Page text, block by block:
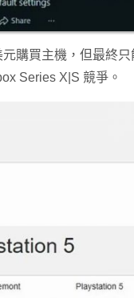
購買主機，但最終
Series X|S 競爭。